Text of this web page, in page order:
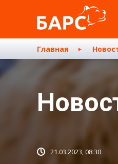
Главная
21.03.2023, 08:30